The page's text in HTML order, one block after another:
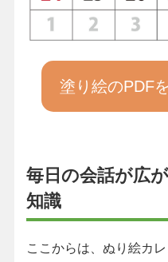
塗り絵のPDF
毎日の会話が広
知識
ここからは、ぬり絵カ